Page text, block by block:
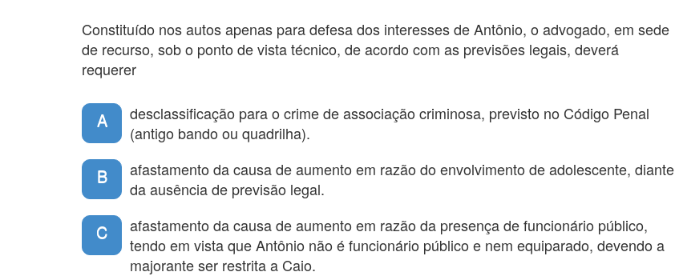
Constituído nos autos apenas para defesa dos interesses de Antônio, o advogado, em sede
de recurso, sob o ponto de vista técnico, de acordo com as previsões legais, deverá
requerer
A
desclassificação para o crime de associação criminosa, previsto no Código Penal
(antigo bando ou quadrilha).
B
afastamento da causa de aumento em razão do envolvimento de adolescente, diante
da ausência de previsão legal.
C
afastamento da causa de aumento em razão da presença de funcionário público,
tendo em vista que Antônio não é funcionário público e nem equiparado, devendo a
majorante ser restrita a Caio.